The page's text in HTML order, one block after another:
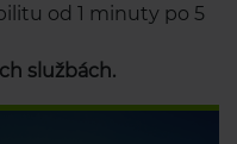
od 1 minuty po 5
službách.